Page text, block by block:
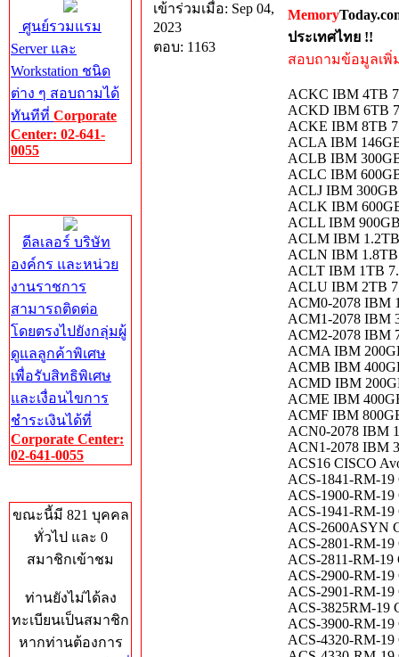
ศูนย์รวมแรม
Server และ
Workstation ชนิด
ต่าง ๆ สอบถามได้
ทันทีที่ Corporate
Center: 02-641-
0055
ดีลเลอร์ บริษัท
องค์กร และหน่วย
งานราชการ
สามารถติดต่อ
โดยตรงไปยังกลุ่มผู้
ดูแลลูกค้าพิเศษ
เพื่อรับสิทธิพิเศษ
และเงื่อนไขการ
ชำระเงินได้ที่
Corporate Center:
02-641-0055
ขณะนี้มี 821 บุคคล
ทั่วไป และ 0
สมาชิกเข้าชม
ท่านยังไม่ได้ลง
ทะเบียนเป็นสมาชิก
หากท่านต้องการ
เข้าร่วมเมื่อ: Sep 04,
2023
ตอบ: 1163
Memory
ประเทศไทย !!
สอบถามข้อมูลเพิ่
ACKC IBM 4TB
ACKD IBM 6TB
ACKE IBM 8TB
ACLA IBM
ACLB IBM
ACLC IBM
ACLJ IBM
ACLK IBM
ACLL IBM
ACLM IBM
ACLN IBM
ACLT IBM 1TB
ACLU IBM 2TB
ACM0-2078 IBM
ACM1-2078 IBM
ACM2-2078 IBM
ACMA IBM
ACMB IBM
ACMD IBM
ACME IBM
ACMF IBM
ACN0-2078 IBM
ACN1-2078 IBM
ACS16 CISCO
ACS-1841-RM-19
ACS-1900-RM-
ACS-1941-RM-19
ACS-2600ASYN
ACS-2801-RM-19
ACS-2811-RM-19
ACS-2900-RM-19
ACS-2901-RM-19
ACS-3825RM-19
ACS-3900-RM-19
ACS-4320-RM-19